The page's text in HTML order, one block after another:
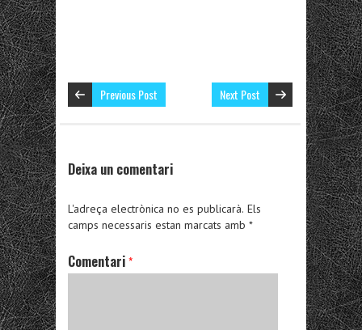
Previous Post Next Post
Deixa un comentari
L'adreça electrònica no es publicarà. Els
camps necessaris estan marcats amb *
Comentari *